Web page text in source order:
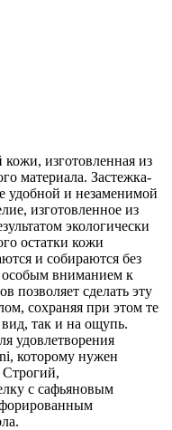
изготовленная из
материала. Застежка-
удобной и незаменимой
изготовленное из
экологически
остатки кожи
и собираются без
особым вниманием к
позволяет сделать эту
сохраняя при этом те
так и на ощупь.
удовлетворения
которому нужен
Строгий,
с сафьяновым